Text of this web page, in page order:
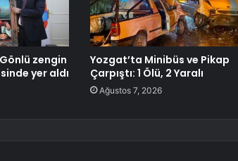
zengin
yer aldı
Yozgat’ta Minibüs ve Pikap
Çarpıştı: 1 Ölü, 2 Yaralı
Ağustos 7, 2026